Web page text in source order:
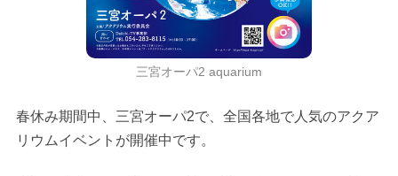
三宮オーパ2 aquarium
春休み期間中、三宮オーパ2で、全国各地で人気のアクア
リウムイベントが開催中です。